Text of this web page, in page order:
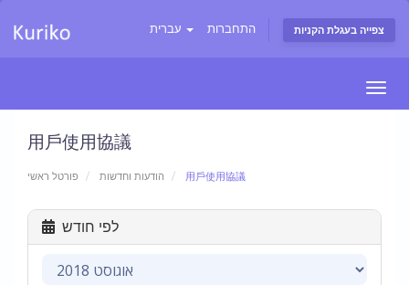
התחברות צפייה בעגלת הקניות
用戶使用協議
פורטל ראשי הודעות וחדשות 用戶使用協議
לפי חודש